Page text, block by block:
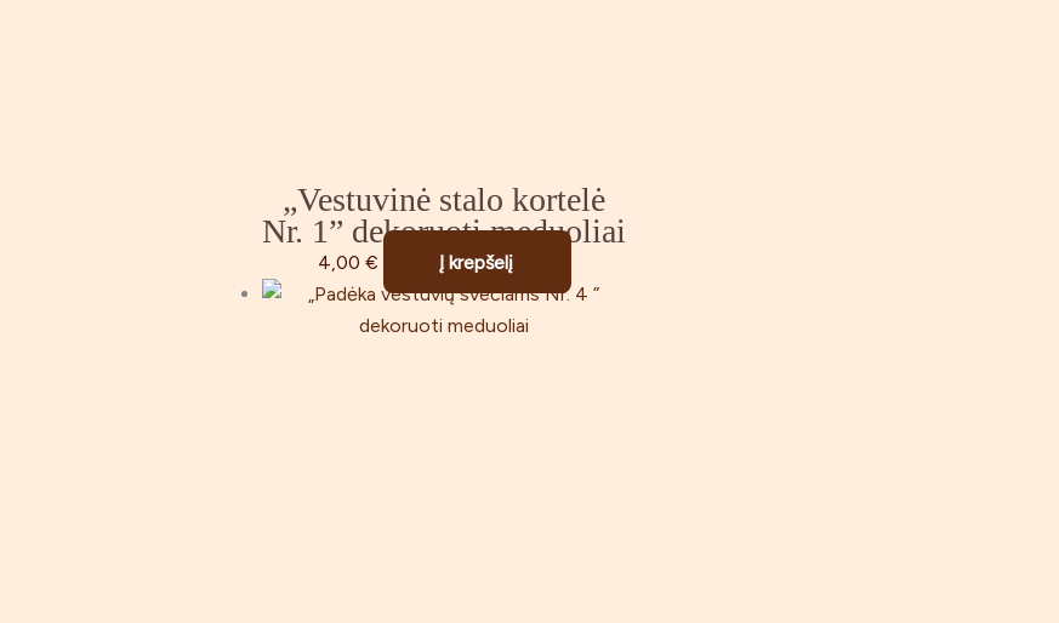
„Vestuvinė stalo kortelė
Nr. 1” dekoruoti meduoliai
4,00 € Į krepšelį